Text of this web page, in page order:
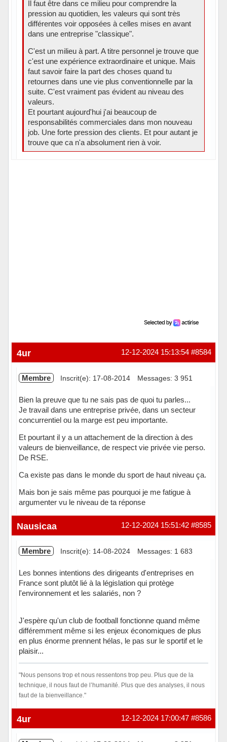
Il faut être dans ce milieu pour comprendre la
pression au quotidien, les valeurs qui sont très
différentes voir opposées à celles mises en avant
dans une entreprise "classique".
C'est un milieu à part. A titre personnel je trouve que
c'est une expérience extraordinaire et unique. Mais
faut savoir faire la part des choses quand tu
retournes dans une vie plus conventionnelle par la
suite. C'est vraiment pas évident au niveau des
valeurs.
Et pourtant aujourd'hui j'ai beaucoup de
responsabilités commerciales dans mon nouveau
job. Une forte pression des clients. Et pour autant je
trouve que ca n'a absolument rien à voir.
#8584
12-12-2024 15:13:54
4ur
Membre Inscrit(e): 17-08-2014 Messages: 3 951
Bien la preuve que tu ne sais pas de quoi tu parles...
Je travail dans une entreprise privée, dans un secteur
concurrentiel ou la marge est peu importante.
Et pourtant il y a un attachement de la direction à des
valeurs de bienveillance, de respect vie privée vie perso.
De RSE.
Ca existe pas dans le monde du sport de haut niveau ça.
Mais bon je sais même pas pourquoi je me fatigue à
argumenter vu le niveau de ta réponse
Hors ligne #8585
12-12-2024 15:51:42
Nausicaa
Membre Inscrit(e): 14-08-2024 Messages: 1 683
Les bonnes intentions des dirigeants d'entreprises en
France sont plutôt lié à la législation qui protège
l'environnement et les salariés, non ?
J'espère qu'un club de football fonctionne quand même
différemment même si les enjeux économiques de plus
en plus énorme prennent hélas, le pas sur le sportif et le
plaisir...
"Nous pensons trop et nous ressentons trop peu. Plus que de la
technique, il nous faut de l’humanité. Plus que des analyses, il nous
faut de la bienveillance."
Hors ligne #8586
12-12-2024 17:00:47
4ur